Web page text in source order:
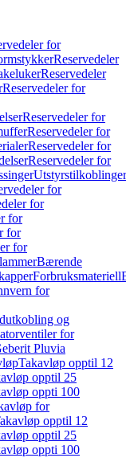
for
Reservedeler
Reservedeler
Reservedeler for
Reservedeler for
Reservedeler for
Reservedeler for
Reservedeler for
Utstyrstilkoblinger
for
for
for
for
for
Bærende
Forbruksmateriell
for
og
for
Pluvia
Takavløp opptil 12
opptil 25
oppti 100
for
opptil 12
opptil 25
oppti 100